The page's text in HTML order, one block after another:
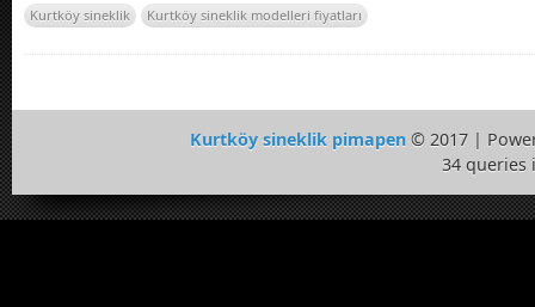
Kurtköy sineklik Kurtköy sineklik modelleri fiyatları
Kurtköy sineklik pimapen © 2017 |
34 queries